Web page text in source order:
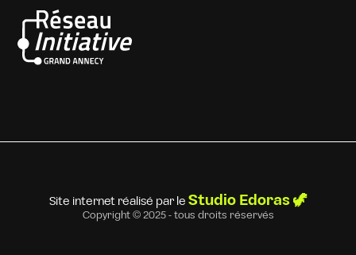
Site internet réalisé par le Studio Edoras 🦖
Copyright © 2025 - tous droits réservés